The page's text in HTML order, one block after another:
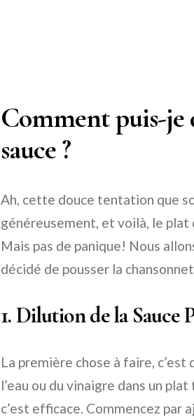
Comment puis-
sauce ?
Ah, cette douce tentation que
généreusement, et voilà, le plat
Mais pas de panique! Nous
décidé de pousser la
1. Dilution de la Sauce
La première chose à faire,
l’eau ou du vinaigre dans un
c’est efficace. Commencez par